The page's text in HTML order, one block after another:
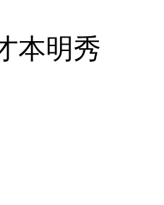
本明秀